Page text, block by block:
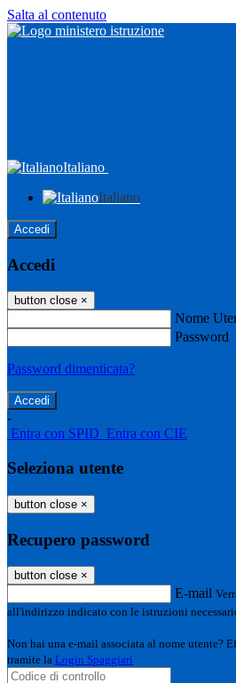
Salta al contenuto
Italiano
Italiano
Accedi
Accedi
button close ×
Nome
Password
Password dimenticata?
-
Entra con SPID Entra con CIE
Seleziona utente
button close ×
Recupero password
button close ×
E-mail
all'indirizzo indicato con le istruzioni
Non hai una e-mail associata al nome utente?
tramite la Login Spaggiari